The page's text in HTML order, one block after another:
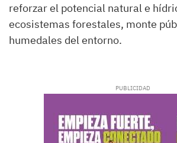
reforzar el potencial natural e
ecosistemas forestales, monte
humedales del entorno.